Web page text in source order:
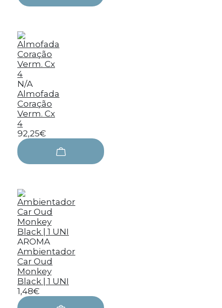
N/A
Almofada
Coração
Verm. Cx
4
92,25€
AROMA
Ambientador
Car Oud
Monkey
Black | 1 UNI
1,48€